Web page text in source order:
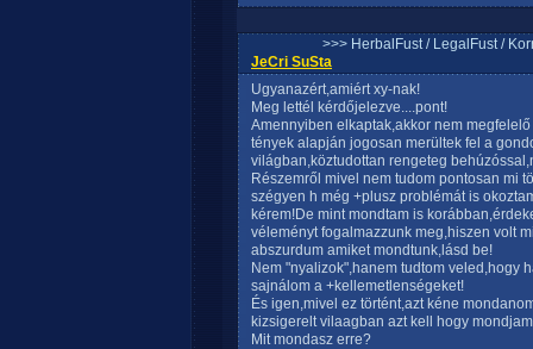
>>> HerbalFust / LegalFust /
JeCri SuSta
Ugyanazért,amiért xy-nak!
Meg lettél kérdőjelezve....pont!
Amennyiben elkaptak,akkor nem
tények alapján jogosan merültek fel a
világban,köztudottan rengeteg
Részemről mivel nem tudom pontosan mi
szégyen h még +plusz problémát is
kérem!De mint mondtam is
véleményt fogalmazzunk meg,hiszen volt
abszurdum amiket mondtunk,lásd be!
Nem "nyalizok",hanem tudtom veled,hogy
sajnálom a +kellemetlenségeket!
És igen,mivel ez történt,azt kéne
kizsigerelt vilaagban azt kell hogy
Mit mondasz erre?